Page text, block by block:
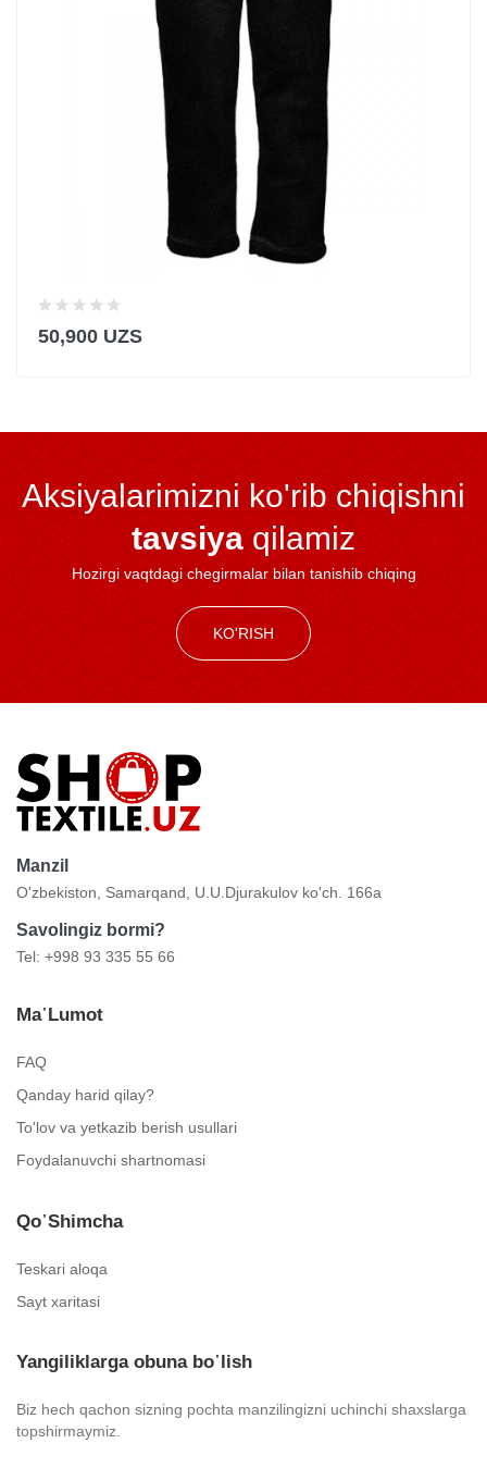
50,900 UZS
Aksiyalarimizni ko'rib chiqishni
tavsiya qilamiz
Hozirgi vaqtdagi chegirmalar bilan tanishib chiqing
KO'RISH
Manzil
O'zbekiston, Samarqand, U.U.Djurakulov ko'ch. 166a
Savolingiz bormi?
Tel: +998 93 335 55 66
Ma᾿lumot
FAQ
Qanday harid qilay?
To'lov va yetkazib berish usullari
Foydalanuvchi shartnomasi
Qo᾿shimcha
Teskari aloqa
Sayt xaritasi
Yangiliklarga obuna bo᾿lish
Biz hech qachon sizning pochta manzilingizni uchinchi shaxslarga
topshirmaymiz.